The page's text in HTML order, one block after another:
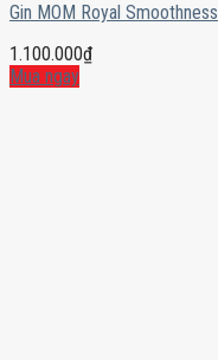
Gin MOM Royal Smoothness
1.100.000₫
Mua ngay